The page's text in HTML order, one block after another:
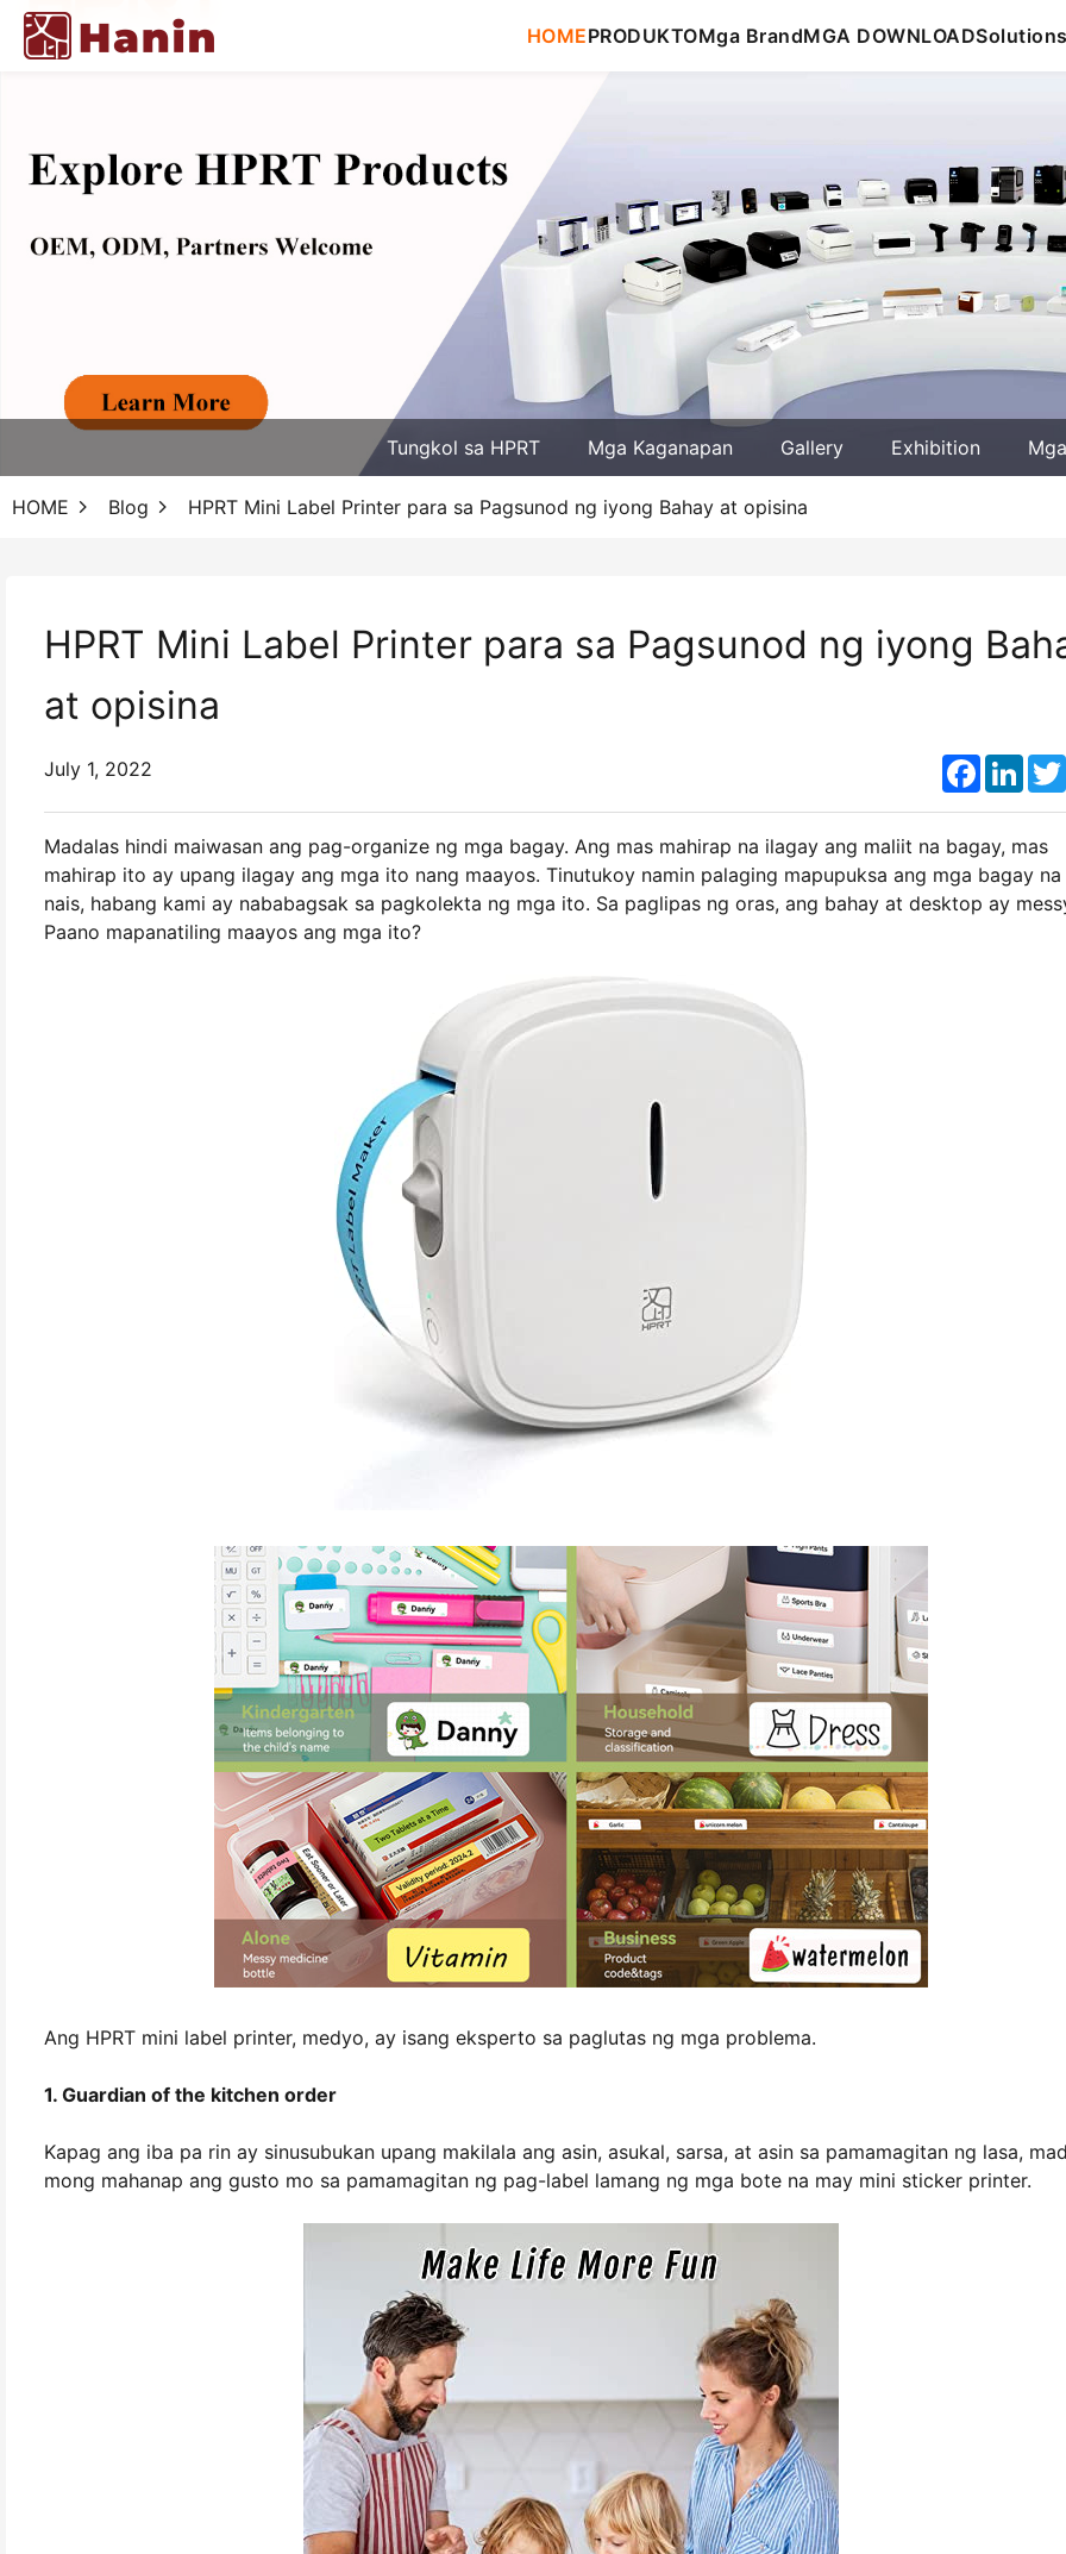
HOMEPRODUKTOMga BrandMGA DOWNLOAD
Tungkol sa HPRT Mga Kaganapan Gallery Exhibition
HOME Blog HPRT Mini Label Printer para sa Pagsunod ng iyong Bahay at opisina
HPRT Mini Label Printer para sa Pagsunod ng iyong
at opisina
July 1, 2022
Madalas hindi maiwasan ang pag-organize ng mga bagay. Ang mas mahirap na ilagay ang maliit na bagay, mas
mahirap ito ay upang ilagay ang mga ito nang maayos. Tinutukoy namin palaging mapupuksa ang mga bagay
nais, habang kami ay nababagsak sa pagkolekta ng mga ito. Sa paglipas ng oras, ang bahay at desktop ay
Paano mapanatiling maayos ang mga ito?
Ang HPRT mini label printer, medyo, ay isang eksperto sa paglutas ng mga problema.
1. Guardian of the kitchen order
Kapag ang iba pa rin ay sinusubukan upang makilala ang asin, asukal, sarsa, at asin sa pamamagitan ng lasa,
mong mahanap ang gusto mo sa pamamagitan ng pag-label lamang ng mga bote na may mini sticker printer.